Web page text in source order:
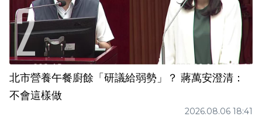
北市營養午餐廚餘「研議給弱勢」？ 蔣萬安澄清：
不會這樣做
2026.08.06 18:41